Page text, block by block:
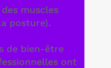
muscles
posture).
de bien-être
ont